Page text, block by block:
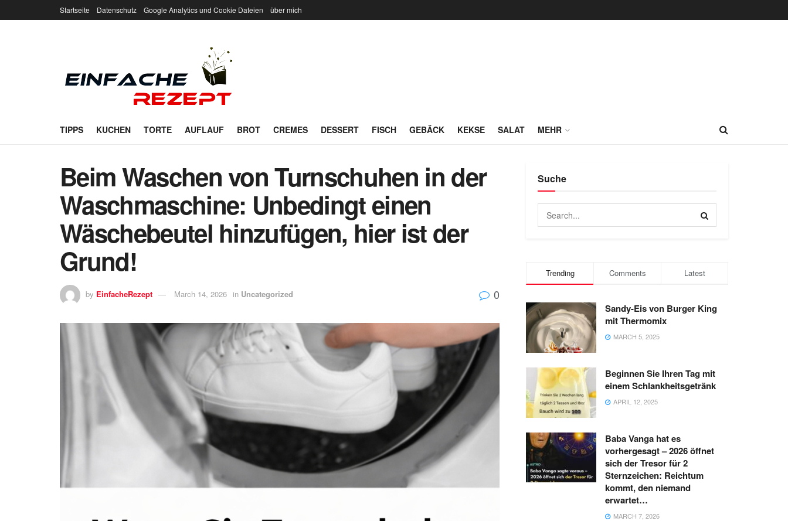
Startseite Datenschutz Google Analytics und Cookie Dateien über mich
TIPPS KUCHEN TORTE AUFLAUF BROT CREMES DESSERT FISCH GEBÄCK KEKSE SALAT MEHR
Beim Waschen von Turnschuhen in der
Waschmaschine: Unbedingt einen
Wäschebeutel hinzufügen, hier ist der
Grund!
by EinfacheRezept March 14, 2026 in Uncategorized 0
Suche
Trending Comments Latest
Sandy-Eis von Burger King
mit Thermomix
MARCH 5, 2025
Beginnen Sie Ihren Tag mit
einem Schlankheitsgetränk
APRIL 12, 2025
Baba Vanga hat es
vorhergesagt – 2026 öffnet
sich der Tresor für 2
Sternzeichen: Reichtum
kommt, den niemand
erwartet…
MARCH 7, 2026